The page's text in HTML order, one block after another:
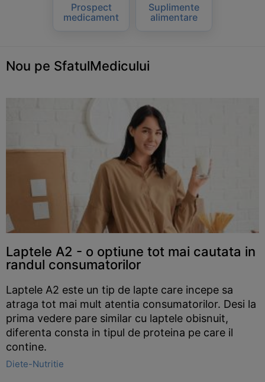
Prospect
medicament
Suplimente
alimentare
Nou pe SfatulMedicului
Laptele A2 - o optiune tot mai cautata in
randul consumatorilor
Laptele A2 este un tip de lapte care incepe sa
atraga tot mai mult atentia consumatorilor. Desi la
prima vedere pare similar cu laptele obisnuit,
diferenta consta in tipul de proteina pe care il
contine.
Diete-Nutritie